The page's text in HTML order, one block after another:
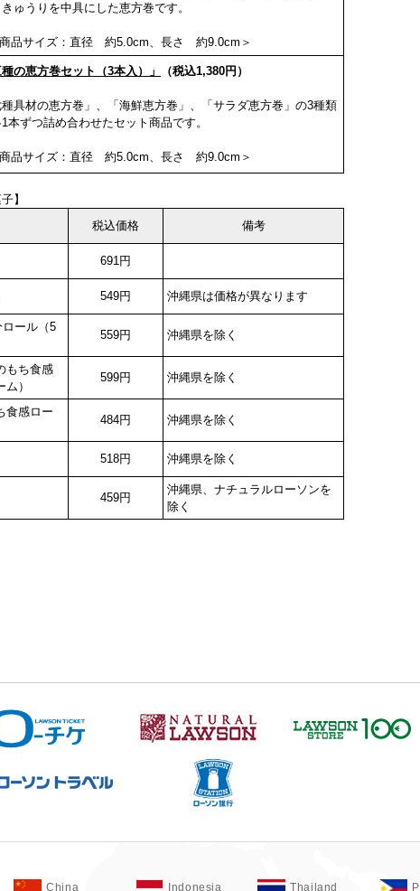
ゅうりを中具にした恵方巻です。
商品サイズ：直径 約5.0cm、長さ 約9.0cm＞
種の恵方巻セット（3本入）」 （税込1,380円）
種具材の恵方巻」、「海鮮恵方巻」、「サラダ恵方巻」の3種類
本ずつ詰め合わせたセット商品です。
商品サイズ：直径 約5.0cm、長さ 約9.0cm＞
】
税込価格 備考
691円
549円 沖縄県は価格が異なります
ール（5
559円 沖縄県を除く
もち食感
）
599円 沖縄県を除く
食感ロー
484円 沖縄県を除く
518円 沖縄県を除く
459円
沖縄県、ナチュラルローソンを
除く
China Indonesia Thailand